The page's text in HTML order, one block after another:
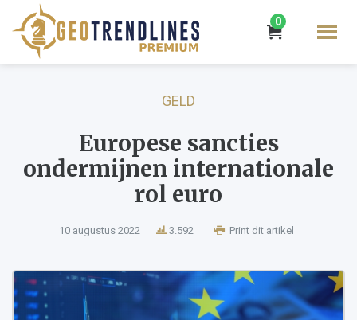
0
GELD
Europese sancties
ondermijnen internationale
rol euro
10 augustus 2022 3.592 Print dit artikel